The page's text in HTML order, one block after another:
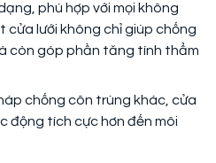
phù hợp với mọi không
cửa lưới không chỉ giúp chống
còn góp phần tăng tính thẩm
chống côn trùng khác, cửa
động tích cực hơn đến môi